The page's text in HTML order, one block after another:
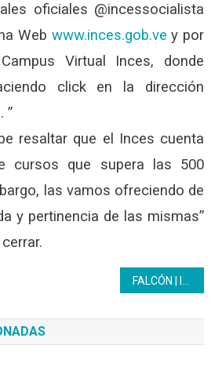
oficiales @incessocialista
Web www.inces.gob.ve y por
Virtual Inces, donde
click en la dirección
. ”
resaltar que el Inces cuenta
cursos que supera las 500
las vamos ofreciendo de
y pertinencia de las mismas”
FALCÓN | Inces Militar desarrolla curso de Redacción de Informes Técnicos